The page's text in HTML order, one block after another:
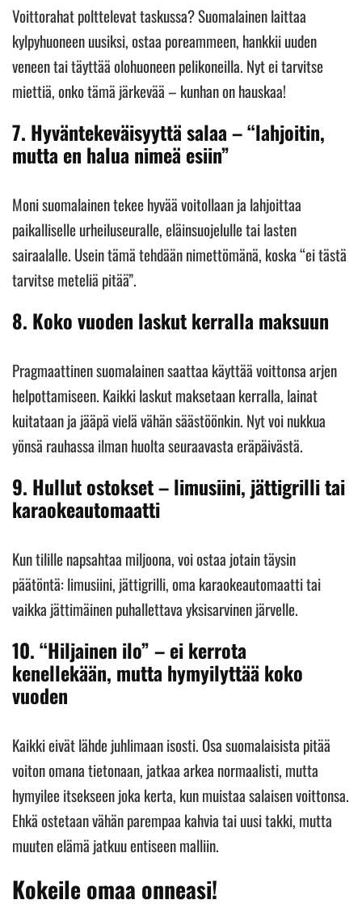
Voittorahat polttelevat taskussa? Suomalainen laittaa
kylpyhuoneen uusiksi, ostaa poreammeen, hankkii uuden
veneen tai täyttää olohuoneen pelikoneilla. Nyt ei tarvitse
miettiä, onko tämä järkevää – kunhan on hauskaa!
7. Hyväntekeväisyyttä salaa – “lahjoitin,
mutta en halua nimeä esiin”
Moni suomalainen tekee hyvää voitollaan ja lahjoittaa
paikalliselle urheiluseuralle, eläinsuojelulle tai lasten
sairaalalle. Usein tämä tehdään nimettömänä, koska “ei tästä
tarvitse meteliä pitää”.
8. Koko vuoden laskut kerralla maksuun
Pragmaattinen suomalainen saattaa käyttää voittonsa arjen
helpottamiseen. Kaikki laskut maksetaan kerralla, lainat
kuitataan ja jääpä vielä vähän säästöönkin. Nyt voi nukkua
yönsä rauhassa ilman huolta seuraavasta eräpäivästä.
9. Hullut ostokset – limusiini, jättigrilli tai
karaokeautomaatti
Kun tilille napsahtaa miljoona, voi ostaa jotain täysin
päätöntä: limusiini, jättigrilli, oma karaokeautomaatti tai
vaikka jättimäinen puhallettava yksisarvinen järvelle.
10.“Hiljainen ilo” – ei kerrota
kenellekään, mutta hymyilyttää koko
vuoden
Kaikki eivät lähde juhlimaan isosti. Osa suomalaisista pitää
voiton omana tietonaan, jatkaa arkea normaalisti, mutta
hymyilee itsekseen joka kerta, kun muistaa salaisen voittonsa.
Ehkä ostetaan vähän parempaa kahvia tai uusi takki, mutta
muuten elämä jatkuu entiseen malliin.
Kokeile omaa onneasi!